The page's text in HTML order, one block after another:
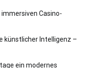
Casino-
künstlicher Intelligenz –
ein modernes